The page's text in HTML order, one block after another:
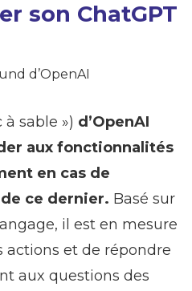
son ChatGPT
à sable ») d’OpenAI
aux fonctionnalités
en cas de
ce dernier. Basé sur
il est en mesure
actions et de répondre
aux questions des